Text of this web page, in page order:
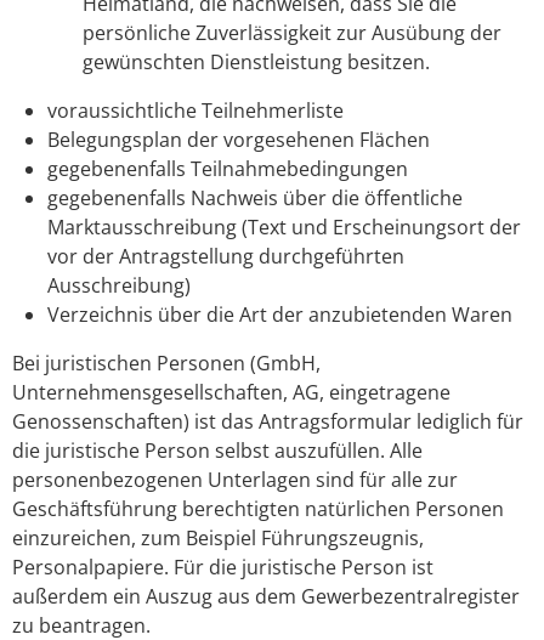
persönliche Zuverlässigkeit zur Ausübung der
gewünschten Dienstleistung besitzen.
voraussichtliche Teilnehmerliste
Belegungsplan der vorgesehenen Flächen
gegebenenfalls Teilnahmebedingungen
gegebenenfalls Nachweis über die öffentliche
Marktausschreibung (Text und Erscheinungsort der
vor der Antragstellung durchgeführten
Ausschreibung)
Verzeichnis über die Art der anzubietenden Waren
Bei juristischen Personen (GmbH,
Unternehmensgesellschaften, AG, eingetragene
Genossenschaften) ist das Antragsformular lediglich für
die juristische Person selbst auszufüllen. Alle
personenbezogenen Unterlagen sind für alle zur
Geschäftsführung berechtigten natürlichen Personen
einzureichen, zum Beispiel Führungszeugnis,
Personalpapiere. Für die juristische Person ist
außerdem ein Auszug aus dem Gewerbezentralregister
zu beantragen.